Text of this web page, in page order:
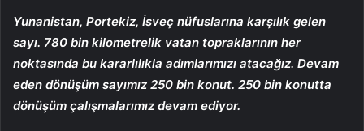
Yunanistan, Portekiz, İsveç nüfuslarına karşılık gelen
sayı. 780 bin kilometrelik vatan topraklarının her
noktasında bu kararlılıkla adımlarımızı atacağız. Devam
eden dönüşüm sayımız 250 bin konut. 250 bin konutta
dönüşüm çalışmalarımız devam ediyor.